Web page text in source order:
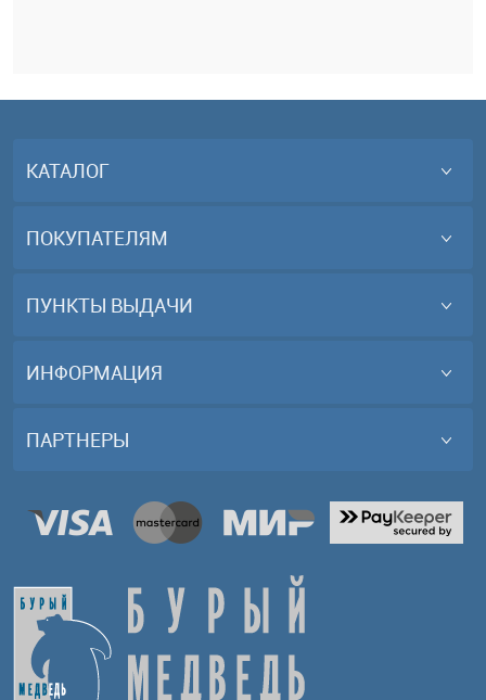
КАТАЛОГ
ПОКУПАТЕЛЯМ
ПУНКТЫ ВЫДАЧИ
ИНФОРМАЦИЯ
ПАРТНЕРЫ